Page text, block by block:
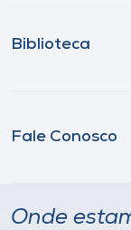
Biblioteca
Fale Conosco
Onde